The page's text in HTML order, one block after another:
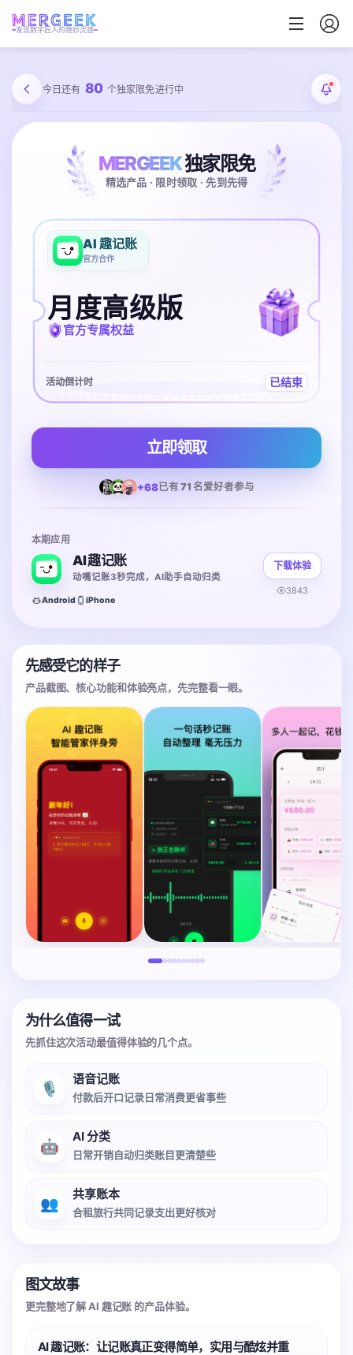
发现数字匠人的绝妙灵感
今日还有 80 个独家限免进行中
MERGEEK独家限免
精选产品 · 限时领取 · 先到先得
AI 趣记账
官方合作
月度高级版
官方专属权益
活动倒计时 已结束
立即领取
+68已有 71 名爱好者参与
本期应用
AI 趣记账
动嘴记账3秒完成，AI助手自动归类
Android iPhone
下载体验
3843
先感受它的样子
产品截图、核心功能和体验亮点，先完整看一眼。
为什么值得一试
先抓住这次活动最值得体验的几个点。
🎙️
语音记账
付款后开口记录日常消费更省事些
🤖
AI 分类
日常开销自动归类账目更清楚些
👥
共享账本
合租旅行共同记录支出更好核对
图文故事
更完整地了解 AI 趣记账 的产品体验。
AI 趣记账：让记账真正变得简单，实用与酷炫并重